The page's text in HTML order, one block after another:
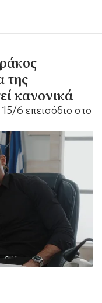
της
κανονικά
6 επεισόδιο στο